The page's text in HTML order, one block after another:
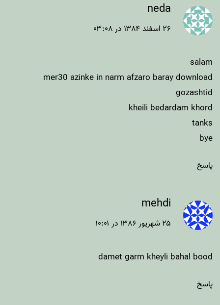
neda
۲۶ اسفند ۱۳۸۴ در ۰۳:۰۸
salam
mer30 azinke in narm afzaro baray download
gozashtid
kheili bedardam khord
tanks
bye
پاسخ
mehdi
۲۵ شهریور ۱۳۸۶ در ۱۰:۰۱
damet garm kheyli bahal bood
پاسخ